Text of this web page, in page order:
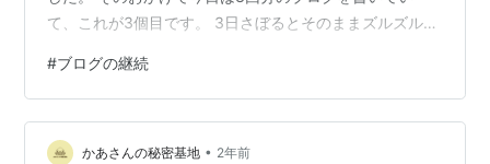
て、これが3個目です。 3日さぼるとそのままズルズルと
ぁ、別に強制ではないし、書かなくてもいいっちゃいい
のですが、生活していくなかで、何かしら習慣にするも
のがあったほうが、リズムがついてハリが出る気がしま
す。 また、ブログネタを探すことで頭の体操にもなると
#ブログの継続
かあさんの秘密基地 • 2年前